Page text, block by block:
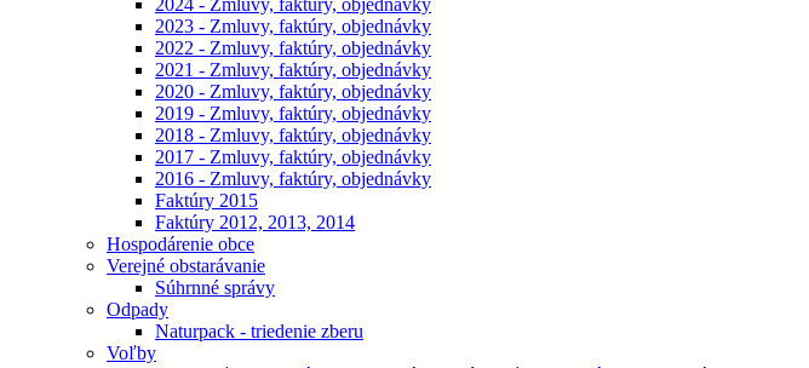
2024 - Zmluvy, faktúry, objednávky
2023 - Zmluvy, faktúry, objednávky
2022 - Zmluvy, faktúry, objednávky
2021 - Zmluvy, faktúry, objednávky
2020 - Zmluvy, faktúry, objednávky
2019 - Zmluvy, faktúry, objednávky
2018 - Zmluvy, faktúry, objednávky
2017 - Zmluvy, faktúry, objednávky
2016 - Zmluvy, faktúry, objednávky
Faktúry 2015
Faktúry 2012, 2013, 2014
Hospodárenie obce
Verejné obstarávanie
Súhrnné správy
Odpady
Naturpack - triedenie zberu
Voľby